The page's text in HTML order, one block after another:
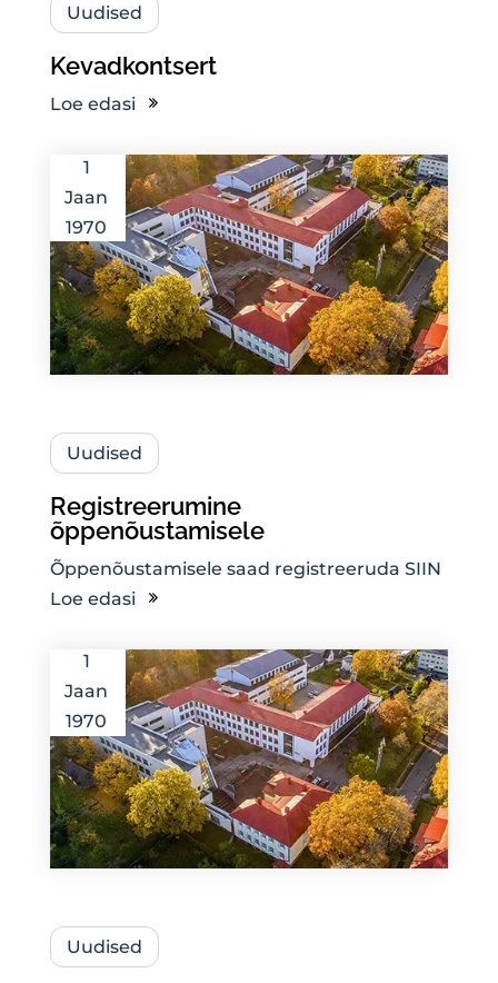
Uudised
Kevadkontsert
Loe edasi
1
Jaan
1970
Uudised
Registreerumine
õppenõustamisele
Õppenõustamisele saad registreeruda SIIN
Loe edasi
1
Jaan
1970
Uudised